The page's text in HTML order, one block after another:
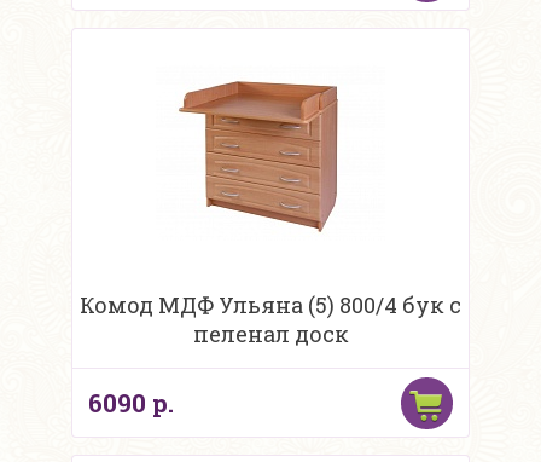
Комод МДФ Ульяна (5) 800/4 бук с
пеленал доск
6090 р.